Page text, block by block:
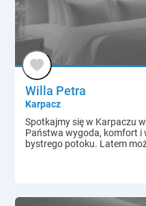
Willa Petra
Karpacz
Spotkajmy się w Karpaczu
Państwa wygoda, komfort i
bystrego potoku. Latem